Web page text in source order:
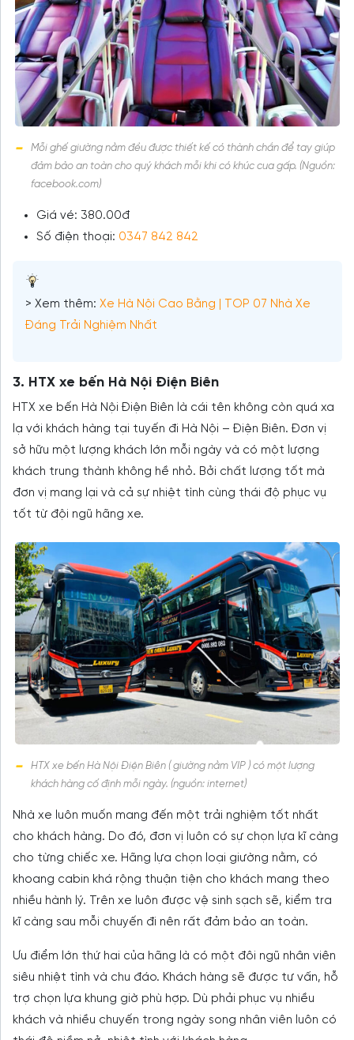
Mỗi ghế giường nằm đều được thiết kế có thành chắn để tay giúp
đảm bảo an toàn cho quý khách mỗi khi có khúc cua gấp. (Nguồn:
facebook.com)
Giá vé: 380.00đ
Số điện thoại: 0347 842 842
> Xem thêm: Xe Hà Nội Cao Bằng | TOP 07 Nhà Xe
Đáng Trải Nghiệm Nhất
3. HTX xe bến Hà Nội Điện Biên
HTX xe bến Hà Nội Điện Biên là cái tên không còn quá xa
lạ với khách hàng tại tuyến đi Hà Nội – Điện Biên. Đơn vị
sở hữu một lượng khách lớn mỗi ngày và có một lượng
khách trung thành không hề nhỏ. Bởi chất lượng tốt mà
đơn vị mang lại và cả sự nhiệt tình cùng thái độ phục vụ
tốt từ đội ngũ hãng xe.
HTX xe bến Hà Nội Điện Biên ( giường nằm VIP ) có một lượng
khách hàng cố định mỗi ngày. (nguồn: internet)
Nhà xe luôn muốn mang đến một trải nghiệm tốt nhất
cho khách hàng. Do đó, đơn vị luôn có sự chọn lựa kĩ càng
cho từng chiếc xe. Hãng lựa chọn loại giường nằm, có
khoang cabin khá rộng thuận tiện cho khách mang theo
nhiều hành lý. Trên xe luôn được vệ sinh sạch sẽ, kiểm tra
kĩ càng sau mỗi chuyến đi nên rất đảm bảo an toàn.
Ưu điểm lớn thứ hai của hãng là có một đôi ngũ nhân viên
siêu nhiệt tình và chu đáo. Khách hàng sẽ được tư vấn, hỗ
trợ chọn lựa khung giờ phù hợp. Dù phải phục vụ nhiều
khách và nhiều chuyến trong ngày song nhân viên luôn có